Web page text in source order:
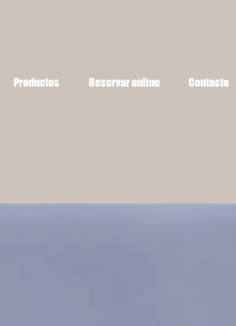
Productos Reservar online Contacto